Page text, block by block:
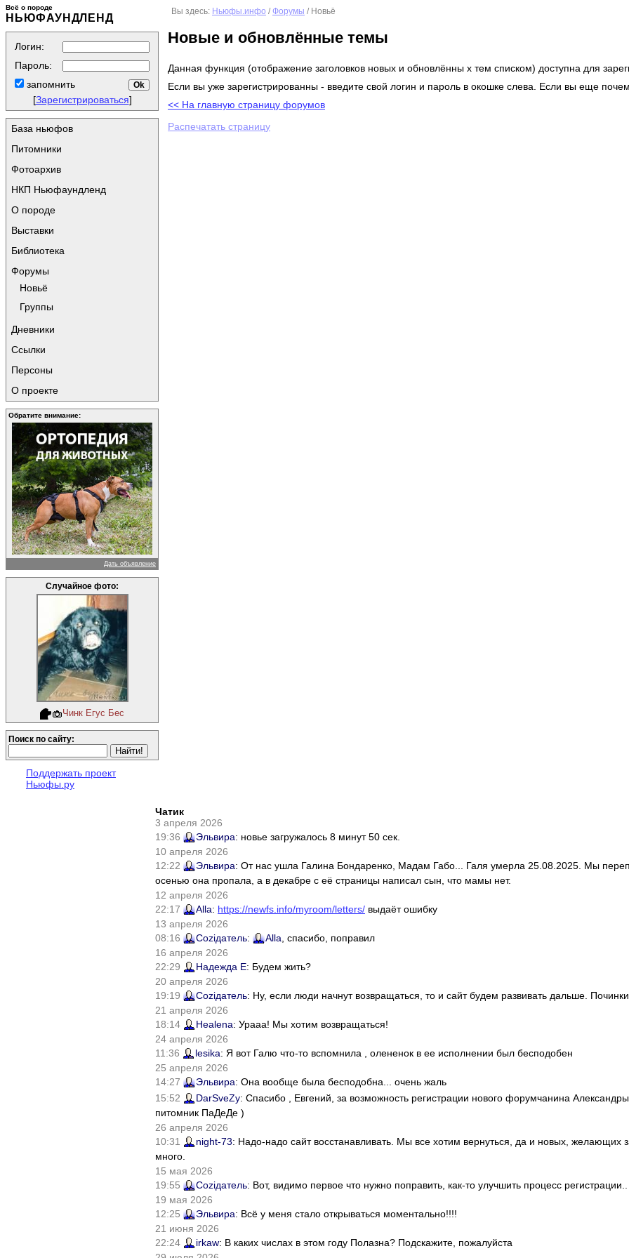
Всё о породе
НЬЮФАУНДЛЕНД
Логин:
Пароль:
запомнить
[Зарегистрироваться]
База ньюфов
Питомники
Фотоархив
НКП Ньюфаундленд
О породе
Выставки
Библиотека
Форумы
Новьё
Группы
Дневники
Ссылки
Персоны
О проекте
Обратите внимание:
Дать объявление
Случайное фото:
Чинк Егус Бес
Поиск по сайту:
Поддержать проект
Ньюфы.ру
Вы здесь: Ньюфы.инфо /Форумы / Новьё
Новые и обновлённые темы
Данная функция (отображение заголовков новых и обновлённы х тем списком) доступна для
Если вы уже зарегистрированны - введите свой логин и пароль в окошке слева. Если вы еще
<< На главную страницу форумов
Распечатать страницу
Чатик
3 апреля 2026
19:36
Эльвира: новье загружалось 8 минут 50 сек.
10 апреля 2026
12:22
Эльвира: От нас ушла Галина Бондаренко, Мадам Габо... Галя умерла 25.08.2025. Мы
осенью она пропала, а в декабре с её страницы написал сын, что мамы нет.
12 апреля 2026
22:17
Alla: https://newfs.info/myroom/letters/ выдаёт ошибку
13 апреля 2026
08:16
Соziдатель: Alla , спасибо, поправил
16 апреля 2026
22:29
Надежда Е: Будем жить?
20 апреля 2026
19:19
Соziдатель: Ну, если люди начнут возвращаться, то и сайт будем развивать дальше.
21 апреля 2026
18:14
Healena: Урааа! Мы хотим возвращаться!
24 апреля 2026
11:36
lesika: Я вот Галю что-то вспомнила , олененок в ее исполнении был бесподобен
25 апреля 2026
14:27
Эльвира: Она вообще была бесподобна... очень жаль
15:52
DarSveZy: Спасибо , Евгений, за возможность регистрации нового форумчанина
питомник ПаДеДе )
26 апреля 2026
10:31
night-73: Надо-надо сайт восстанавливать. Мы все хотим вернуться, да и новых, желающих
много.
15 мая 2026
19:55
Соziдатель: Вот, видимо первое что нужно поправить, как-то улучшить процесс регистрации..
19 мая 2026
12:25
Эльвира: Всё у меня стало открываться моментально!!!!
21 июня 2026
22:24
irkaw: В каких числах в этом году Полазна? Подскажите, пожалуйста